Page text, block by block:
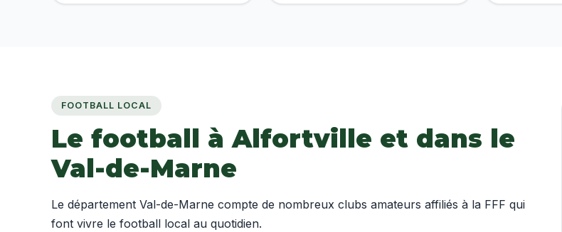
FOOTBALL LOCAL
Le football à Alfortville et dans le
Val-de-Marne
Le département Val-de-Marne compte de nombreux clubs amateurs affiliés à la FFF qui
font vivre le football local au quotidien.